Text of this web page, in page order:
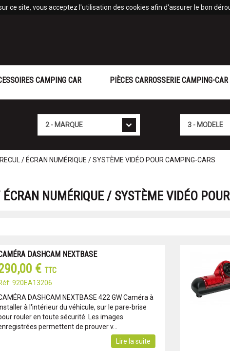
ce site, vous acceptez l'utilisation des cookies afin d'assurer le bon
CAMPING CAR PIÈCES CARROSSERIE CAMPING-CAR
/ ÉCRAN NUMÉRIQUE / SYSTÈME VIDÉO POUR CAMPING-CARS
NUMÉRIQUE / SYSTÈME VIDÉO
DASHCAM NEXTBASE
€ TTC
920EA13206
DASHCAM NEXTBASE 422 GW Caméra à
à l'intérieur du véhicule, sur le pare-brise
rouler en toute sécurité. Les images
permettent de prouver v...
Lire la suite